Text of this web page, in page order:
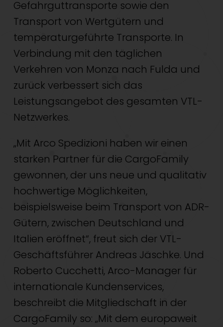
Gefahrguttransporte sowie den
Transport von Wertgütern und
temperaturgeführte Transporte. In
Verbindung mit den täglichen
Verkehren von Monza nach Fulda und
zurück verbessert sich das
Leistungsangebot des gesamten VTL-
Netzwerkes.
„Mit Arco Spedizioni haben wir einen
starken Partner für die CargoFamily
gewonnen, der uns neue und qualitativ
hochwertige Möglichkeiten,
beispielsweise beim Transport von ADR-
Gütern, zwischen Deutschland und
Italien eröffnet“, freut sich der VTL-
Geschäftsführer Andreas Jäschke. Und
Roberto Cucchetti, Arco-Manager für
internationale Kundenservices,
beschreibt die Mitgliedschaft in der
CargoFamily so: „Mit dem europaweit